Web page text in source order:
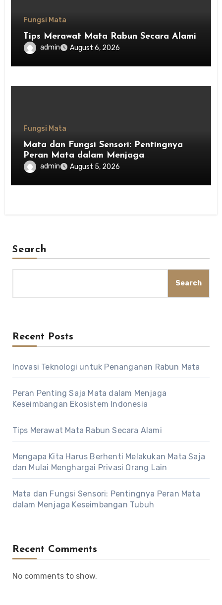
Fungsi Mata
Tips Merawat Mata Rabun Secara Alami
admin August 6, 2026
Fungsi Mata
Mata dan Fungsi Sensori: Pentingnya
Peran Mata dalam Menjaga
Keseimbangan Tubuh
admin August 5, 2026
Search
Search
Recent Posts
Inovasi Teknologi untuk Penanganan Rabun Mata
Peran Penting Saja Mata dalam Menjaga
Keseimbangan Ekosistem Indonesia
Tips Merawat Mata Rabun Secara Alami
Mengapa Kita Harus Berhenti Melakukan Mata Saja
dan Mulai Menghargai Privasi Orang Lain
Mata dan Fungsi Sensori: Pentingnya Peran Mata
dalam Menjaga Keseimbangan Tubuh
Recent Comments
No comments to show.